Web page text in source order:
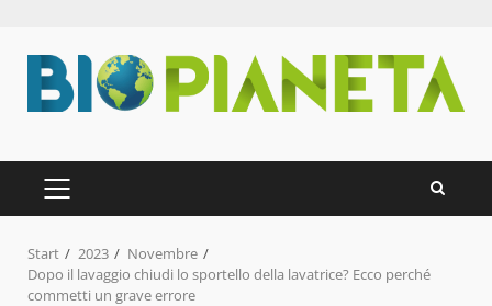
Inhalt
springen
PRIMÄRES
MENÜ
Start 2023
Novembre
Dopo il lavaggio chiudi lo sportello della lavatrice? Ecco perché
commetti un grave errore